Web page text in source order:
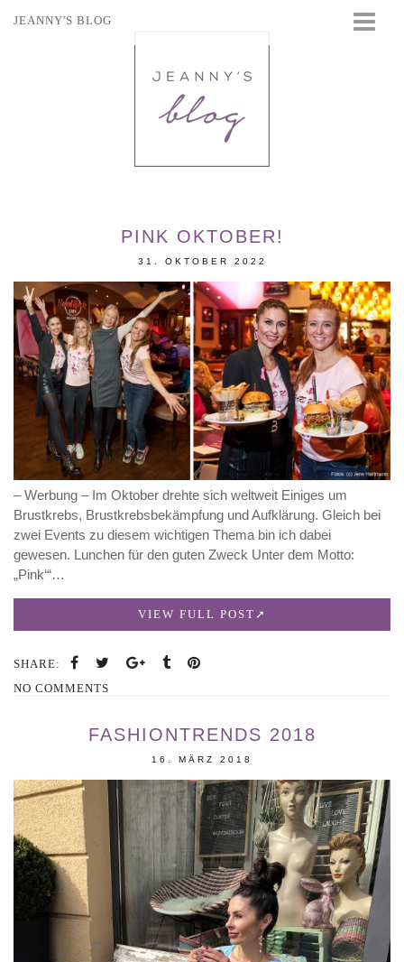
JEANNY'S BLOG
PINK OKTOBER!
31. OKTOBER 2022
– Werbung – Im Oktober drehte sich weltweit Einiges um
Brustkrebs, Brustkrebsbekämpfung und Aufklärung. Gleich bei
zwei Events zu diesem wichtigen Thema bin ich dabei
gewesen. Lunchen für den guten Zweck Unter dem Motto:
„Pink‘“…
VIEW FULL POST
SHARE:
NO COMMENTS
FASHIONTRENDS 2018
16. MÄRZ 2018